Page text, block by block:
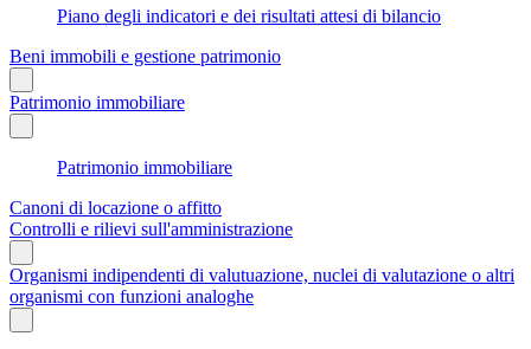
Piano degli indicatori e dei risultati attesi di bilancio
Beni immobili e gestione patrimonio
Patrimonio immobiliare
Patrimonio immobiliare
Canoni di locazione o affitto
Controlli e rilievi sull'amministrazione
Organismi indipendenti di valutuazione, nuclei di valutazione o altri
organismi con funzioni analoghe